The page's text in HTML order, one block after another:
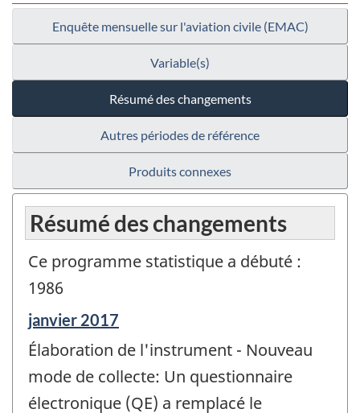
Enquête mensuelle sur l'aviation civile (EMAC)
Variable(s)
Résumé des changements
Autres périodes de référence
Produits connexes
Résumé des changements
Ce programme statistique a débuté :
1986
Période
de
référence
de
-
janvier 2017
Élaboration de l'instrument - Nouveau
mode de collecte: Un questionnaire
électronique (QE) a remplacé le